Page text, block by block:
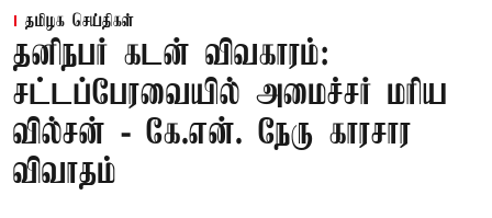
தமிழக செய்திகள்
தனிநபர் கடன் விவகாரம்:
சட்டப்பேரவையில் அமைச்சர் மரிய
வில்சன் - கே.என். நேரு காரசார
விவாதம்